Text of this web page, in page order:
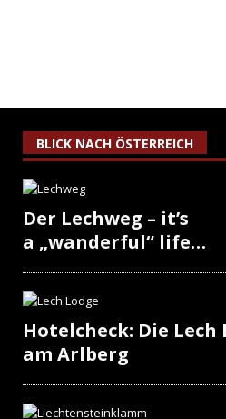
BLICK NACH ÖSTERREICH
Der Lechweg – it’s
a „wanderful“ life…
Hotelcheck: Die Lech
am Arlberg